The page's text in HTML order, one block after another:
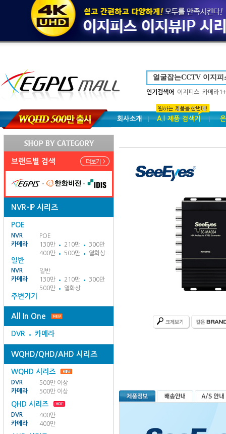
인기검색어 이지피스 카메라
회사소개 A.I 제품 검색기
브랜드별 검색
NVR-IP 시리즈
POE
NVR
POE
카메라
130만 210만
300만
400만
500만 열화상
일반
NVR
일반
카메라
130만 210만
300만
500만
열화상
주변기기
All In One
DVR 카메라
WQHD/QHD/AHD 시리즈
WQHD 시리즈
DVR
500만 이상
카메라
500만 이상
QHD 시리즈
DVR
400만
카메라
400만